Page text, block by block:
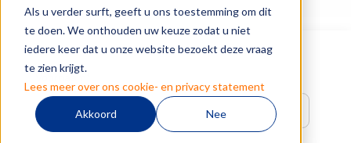
Als u verder surft, geeft u ons toestemming om dit
te doen. We onthouden uw keuze zodat u niet
iedere keer dat u onze website bezoekt deze vraag
te zien krijgt.
Lees meer over ons cookie- en privacy statement
Akkoord Nee
Voornaam